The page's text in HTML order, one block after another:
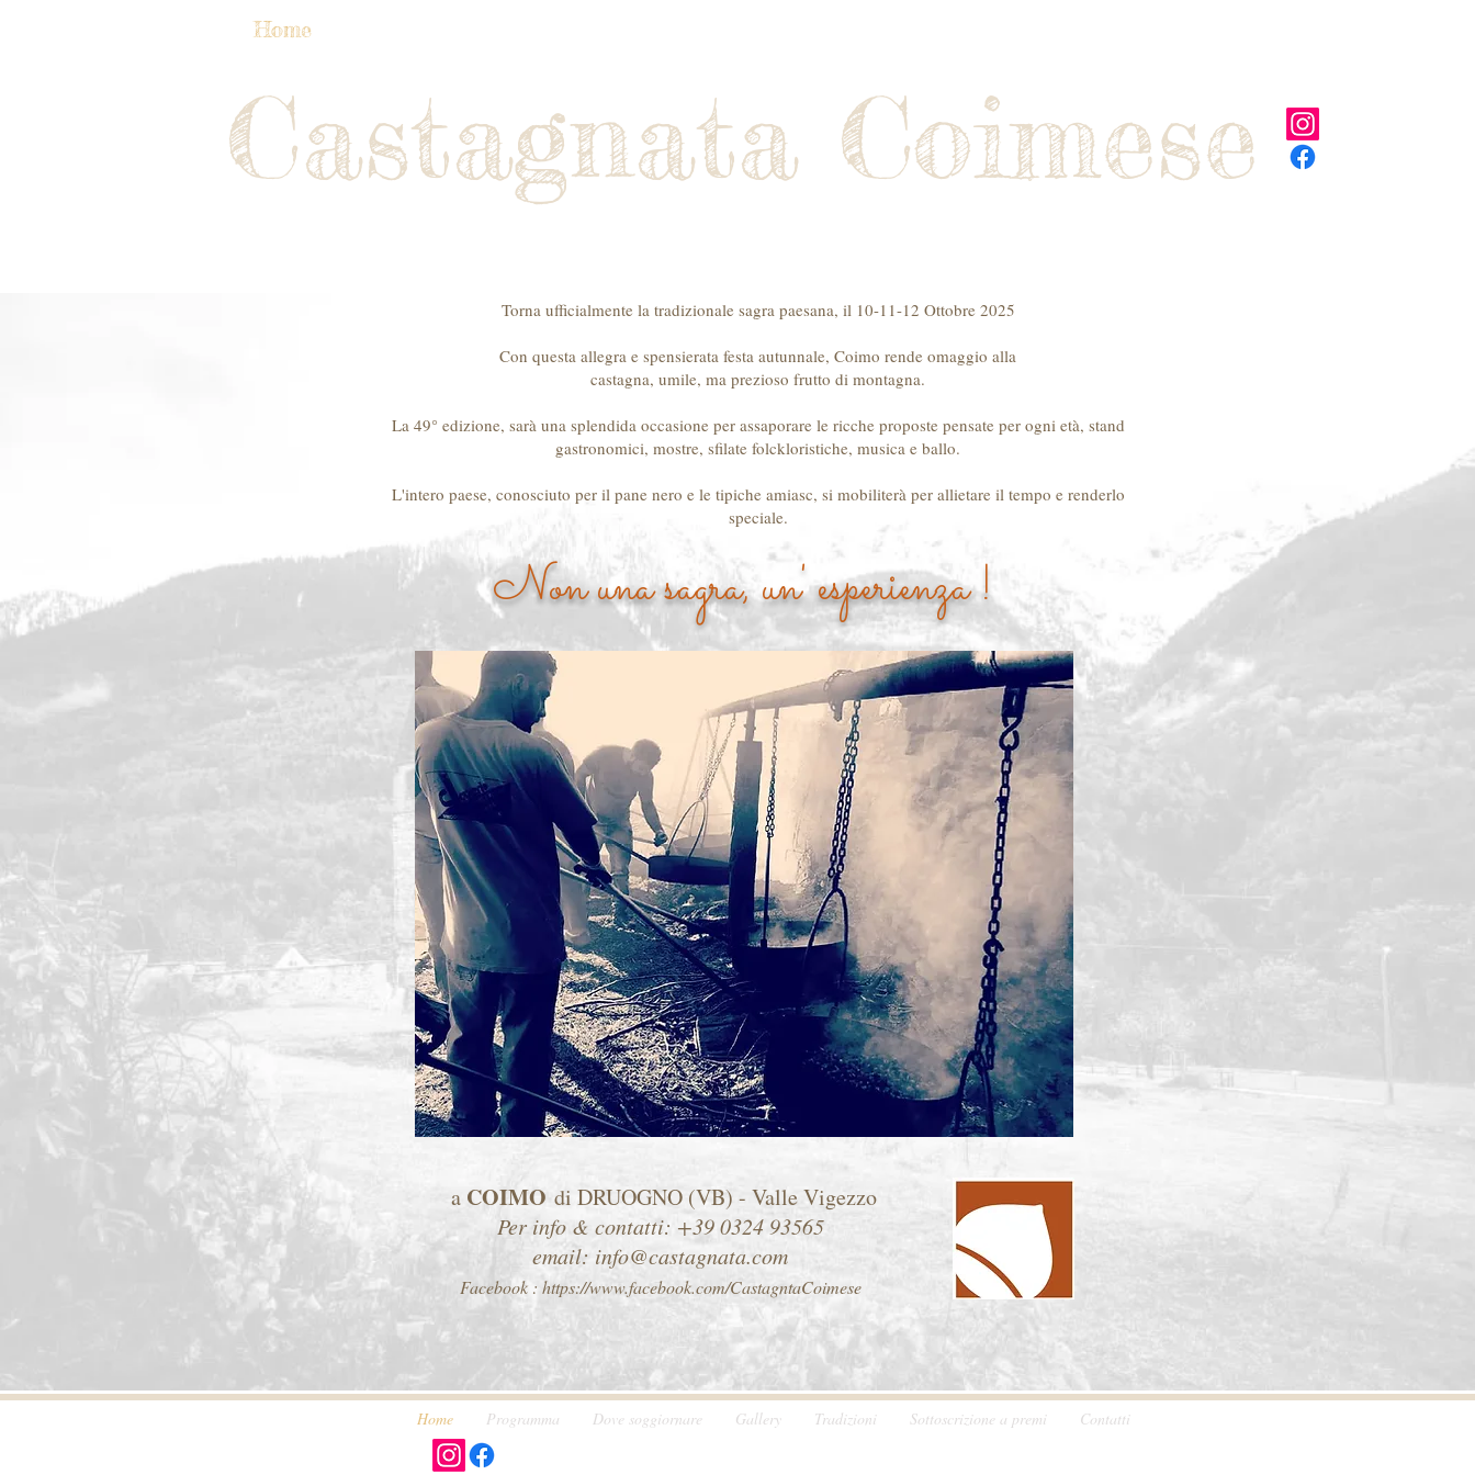
Home
Castagnata Coimese
Torna ufficialmente la tradizionale sagra paesana, il 10-11-12 Ottobre 2025
Con questa allegra e spensierata festa autunnale, Coimo rende omaggio alla
castagna, umile, ma prezioso frutto di montagna.
La 49° edizione, sarà una splendida occasione per assaporare le ricche proposte pensate per ogni età, stand
gastronomici, mostre, sfilate folckloristiche, musica e ballo.
L'intero paese, conosciuto per il pane nero e le tipiche amiasc, si mobiliterà per allietare il tempo e renderlo
speciale.
Non una sagra, un' esperienza !
a COIMO di DRUOGNO (VB) - Valle Vigezzo
Per info & contatti: +39 0324 93565
email: info@castagnata.com
Facebook : https://www.facebook.com/CastagntaCoimese
Home Programma Dove soggiornare Gallery Tradizioni Sottoscrizione a premi
Contatti